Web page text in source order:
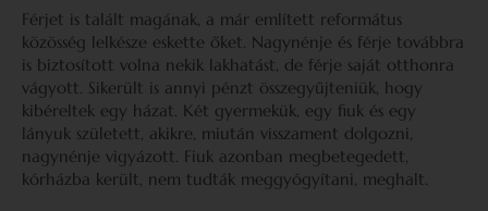
Férjet is talált magának, a már említett református
közösség lelkésze eskette őket. Nagynénje és férje továbbra
is biztosított volna nekik lakhatást, de férje saját otthonra
vágyott. Sikerült is annyi pénzt összegyűjteniük, hogy
kibéreltek egy házat. Két gyermekük, egy fiuk és egy
lányuk született, akikre, miután visszament dolgozni,
nagynénje vigyázott. Fiuk azonban megbetegedett,
kórházba került, nem tudták meggyógyítani, meghalt.